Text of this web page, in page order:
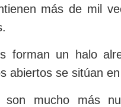
más de mil
forman un halo
abiertos se sitúan
son mucho más